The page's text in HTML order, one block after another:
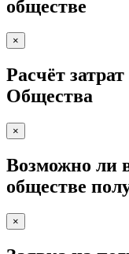
обществе
×
Расчёт
Общества
×
Возможно ли
обществе
×